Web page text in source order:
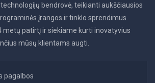
bendrovė, teikianti aukščiausios
įrangos ir tinklo sprendimus.
metų patirtį ir siekiame kurti inovatyvius
mūsų klientams augti.
pagalbos